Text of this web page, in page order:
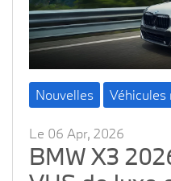
Nouvelles Véhicules
Le 06 Apr, 2026
BMW X3